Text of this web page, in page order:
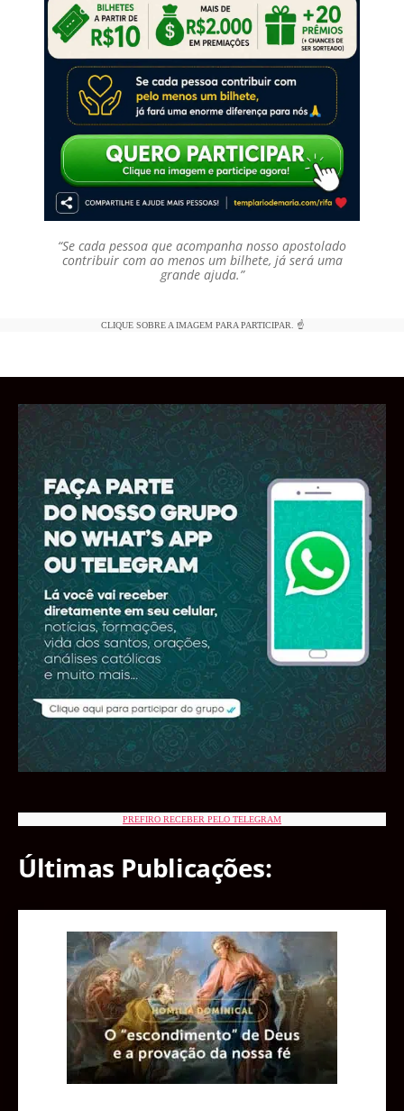
“Se cada pessoa que acompanha nosso apostolado
contribuir com ao menos um bilhete, já será uma
grande ajuda.”
CLIQUE SOBRE A IMAGEM PARA PARTICIPAR. ☝️
PREFIRO RECEBER PELO TELEGRAM
Últimas Publicações: